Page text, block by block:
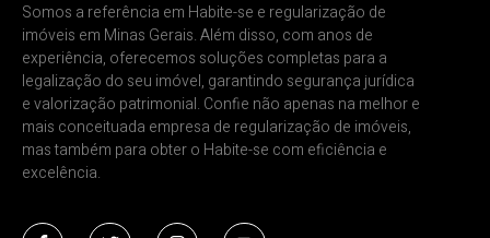
Somos a referência em Habite-se e regularização de
imóveis em Minas Gerais. Além disso, com anos de
experiência, oferecemos soluções completas para a
legalização do seu imóvel, garantindo segurança jurídica
e valorização patrimonial. Confie não apenas na melhor e
mais conceituada empresa de regularização de imóveis,
mas também para obter o Habite-se com eficiência e
excelência.